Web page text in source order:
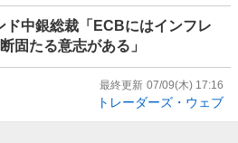
ド中銀総裁「ECBにはインフレ
固たる意志がある」
最終更新 07/09(木) 17:16
トレーダーズ・ウェブ